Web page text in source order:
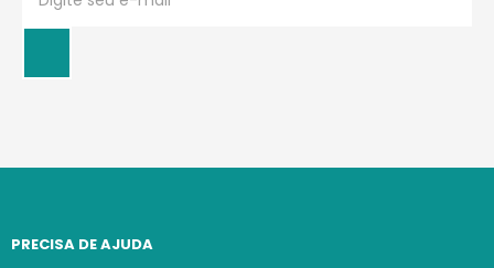
PRECISA DE AJUDA